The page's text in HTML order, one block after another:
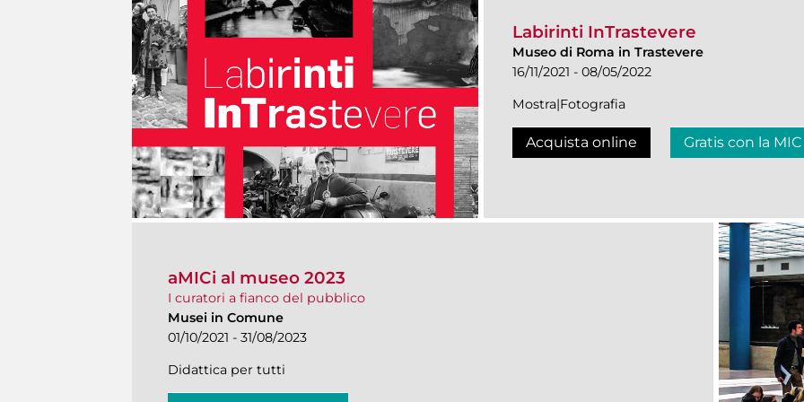
Labirinti InTrastevere
Museo di Roma in Trastevere
16/11/2021 - 08/05/2022
Mostra|Fotografia
Acquista online Gratis con la
aMICi al museo 2023
I curatori a fianco del pubblico
Musei in Comune
01/10/2021 - 31/08/2023
Didattica per tutti